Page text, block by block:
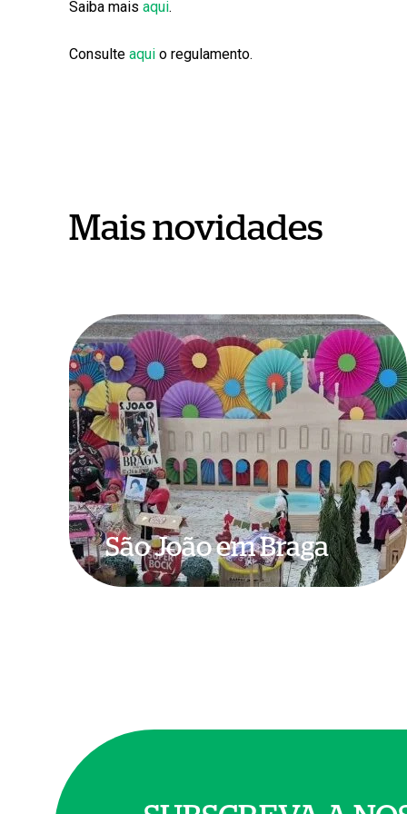
Saiba mais aqui.
Consulte aqui o regulamento.
Mais novidades
São
João
em
Braga
São João em Braga